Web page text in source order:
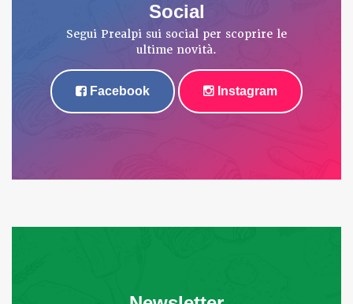
Social
Segui Prealpi sui social per scoprire le
ultime novità.
Facebook Instagram